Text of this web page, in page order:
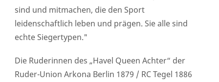
sind und mitmachen, die den Sport
leidenschaftlich leben und prägen. Sie alle sind
echte Siegertypen."
Die Ruderinnen des „Havel Queen Achter“ der
Ruder-Union Arkona Berlin 1879 / RC Tegel 1886